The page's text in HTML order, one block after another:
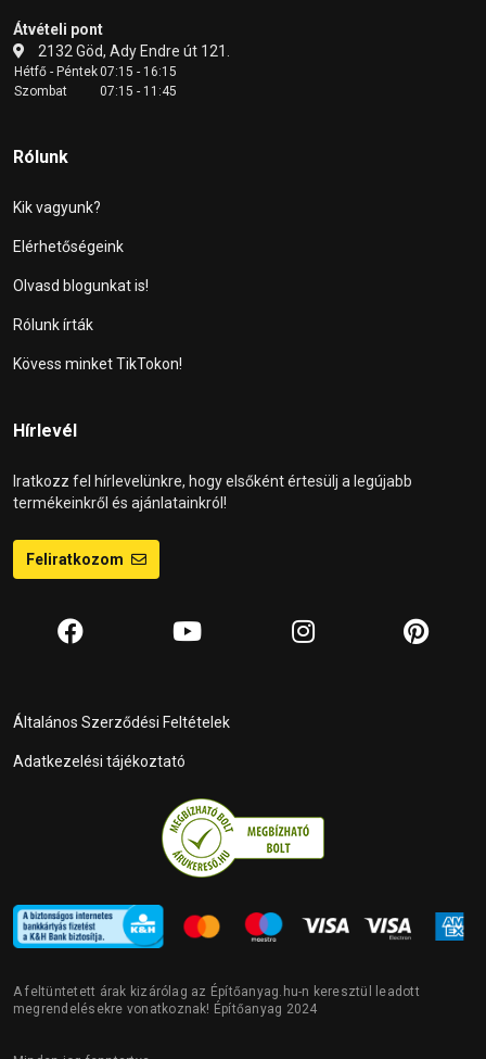
Átvételi pont
2132 Göd, Ady Endre út 121.
Hétfő - Péntek07:15 - 16:15
Szombat
07:15 - 11:45
Rólunk
Kik vagyunk?
Elérhetőségeink
Olvasd blogunkat is!
Rólunk írták
Kövess minket TikTokon!
Hírlevél
Iratkozz fel hírlevelünkre, hogy elsőként értesülj a legújabb
termékeinkről és ajánlatainkról!
Feliratkozom
Általános Szerződési Feltételek
Adatkezelési tájékoztató
A feltüntetett árak kizárólag az Építőanyag.hu-n keresztül leadott
megrendelésekre vonatkoznak! Építőanyag 2024